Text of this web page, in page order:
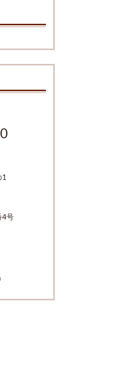
4号